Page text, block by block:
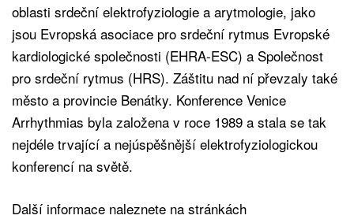
oblasti srdeční elektrofyziologie a arytmologie, jako
jsou Evropská asociace pro srdeční rytmus Evropské
kardiologické společnosti (EHRA-ESC) a Společnost
pro srdeční rytmus (HRS). Záštitu nad ní převzaly také
město a provincie Benátky. Konference Venice
Arrhythmias byla založena v roce 1989 a stala se tak
nejdéle trvající a nejúspěšnější elektrofyziologickou
konferencí na světě.
Další informace naleznete na stránkách